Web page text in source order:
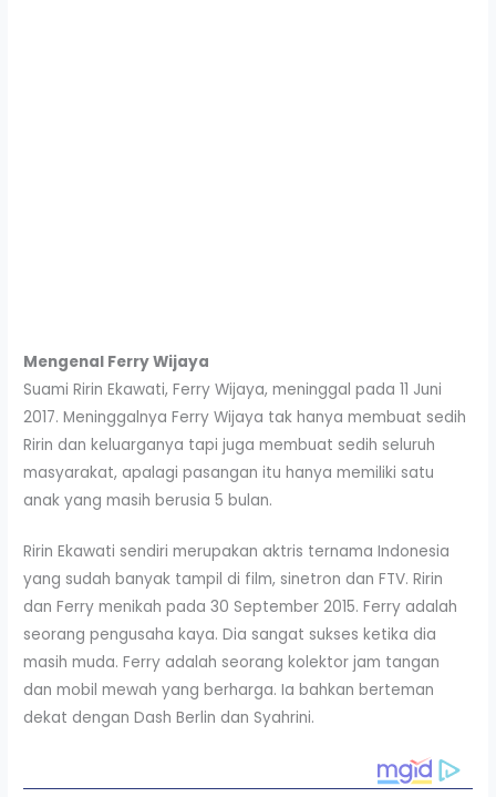
Mengenal Ferry Wijaya
Suami Ririn Ekawati, Ferry Wijaya, meninggal pada 11 Juni
2017. Meninggalnya Ferry Wijaya tak hanya membuat sedih
Ririn dan keluarganya tapi juga membuat sedih seluruh
masyarakat, apalagi pasangan itu hanya memiliki satu
anak yang masih berusia 5 bulan.
Ririn Ekawati sendiri merupakan aktris ternama Indonesia
yang sudah banyak tampil di film, sinetron dan FTV. Ririn
dan Ferry menikah pada 30 September 2015. Ferry adalah
seorang pengusaha kaya. Dia sangat sukses ketika dia
masih muda. Ferry adalah seorang kolektor jam tangan
dan mobil mewah yang berharga. Ia bahkan berteman
dekat dengan Dash Berlin dan Syahrini.